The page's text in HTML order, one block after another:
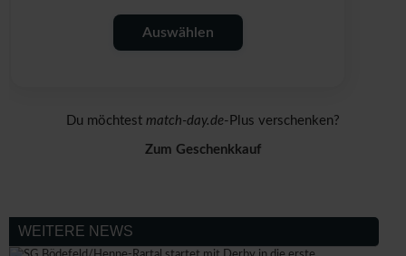
Auswählen
Du möchtest match-day.de-Plus verschenken?
Zum Geschenkkauf
WEITERE NEWS